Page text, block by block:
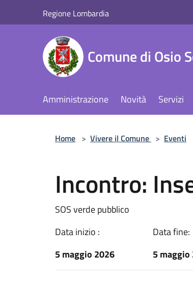
Regione Lombardia
Comune di Osio
Amministrazione Novità Servizi
Home > Vivere il Comune > Eventi
Incontro:
SOS verde pubblico
Data inizio :
5 maggio 2026
Data fine:
5 maggio